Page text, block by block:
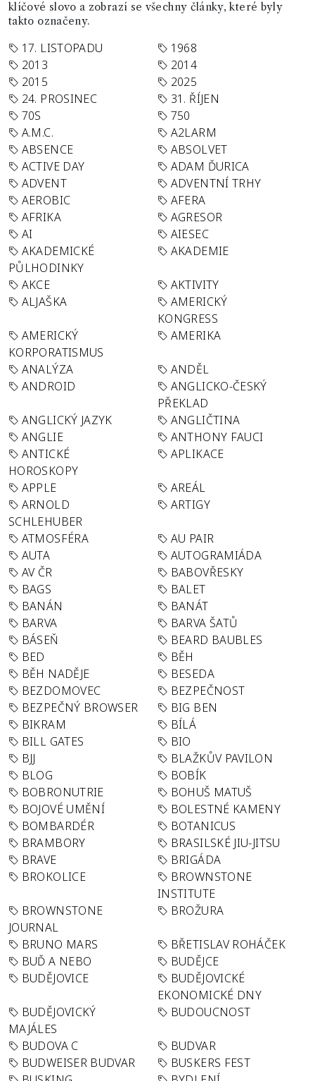
klíčové slovo a zobrazí se všechny články, které byly
takto označeny.
17. LISTOPADU
1968
2013
2014
2015
2025
24. PROSINEC
31. ŘÍJEN
70S
750
A.M.C.
A2LARM
ABSENCE
ABSOLVET
ACTIVE DAY
ADAM ĎURICA
ADVENT
ADVENTNÍ TRHY
AEROBIC
AFERA
AFRIKA
AGRESOR
AI
AIESEC
AKADEMICKÉ
PŮLHODINKY
AKADEMIE
AKCE
AKTIVITY
ALJAŠKA
AMERICKÝ
KONGRESS
AMERICKÝ
KORPORATISMUS
AMERIKA
ANALÝZA
ANDĚL
ANDROID
ANGLICKO-ČESKÝ
PŘEKLAD
ANGLICKÝ JAZYK
ANGLIČTINA
ANGLIE
ANTHONY FAUCI
ANTICKÉ
HOROSKOPY
APLIKACE
APPLE
AREÁL
ARNOLD
SCHLEHUBER
ARTIGY
ATMOSFÉRA
AU PAIR
AUTA
AUTOGRAMIÁDA
AV ČR
BABOVŘESKY
BAGS
BALET
BANÁN
BANÁT
BARVA
BARVA ŠATŮ
BÁSEŇ
BEARD BAUBLES
BED
BĚH
BĚH NADĚJE
BESEDA
BEZDOMOVEC
BEZPEČNOST
BEZPEČNÝ BROWSER
BIG BEN
BIKRAM
BÍLÁ
BILL GATES
BIO
BJJ
BLAŽKŮV PAVILON
BLOG
BOBÍK
BOBRONUTRIE
BOHUŠ MATUŠ
BOJOVÉ UMĚNÍ
BOLESTNÉ KAMENY
BOMBARDÉR
BOTANICUS
BRAMBORY
BRASILSKÉ JIU-JITSU
BRAVE
BRIGÁDA
BROKOLICE
BROWNSTONE
INSTITUTE
BROWNSTONE
JOURNAL
BROŽURA
BRUNO MARS
BŘETISLAV ROHÁČEK
BUĎ A NEBO
BUDĚJCE
BUDĚJOVICE
BUDĚJOVICKÉ
EKONOMICKÉ DNY
BUDĚJOVICKÝ
MAJÁLES
BUDOUCNOST
BUDOVA C
BUDVAR
BUDWEISER BUDVAR
BUSKERS FEST